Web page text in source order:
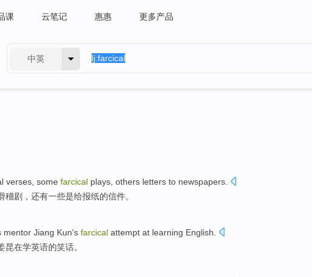
课 云笔记 惠惠 更多产品
中英
verses , some farcical plays others letters to newspapers
稽剧 ， 还有一些是给报纸的信件。
mentor Jiang Kun's farcical attempt at learning English
昆在学英语的笑话。